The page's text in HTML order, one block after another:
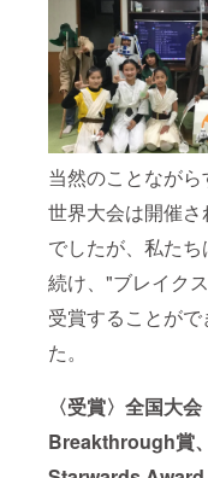
当然のことなが
世界大会は開催さ
でしたが、私たち
続け、"ブレイク
受賞することがで
た。
〈受賞〉全国大会
Breakthrough賞、